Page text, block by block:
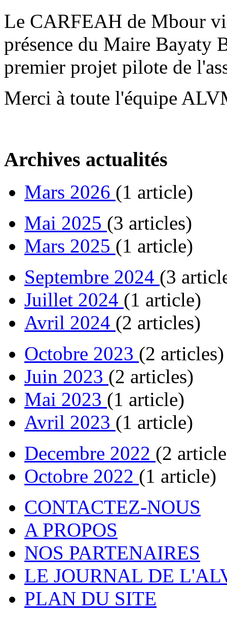
Le CARFEAH de Mbour
présence du Maire Bayaty
premier projet pilote de
Merci à toute l'équipe
Archives actualités
Mars 2026 (1 article)
Mai 2025 (3 articles)
Mars 2025 (1 article)
Septembre 2024 (3
Juillet 2024 (1 article)
Avril 2024 (2 articles)
Octobre 2023 (2 articles)
Juin 2023 (2 articles)
Mai 2023 (1 article)
Avril 2023 (1 article)
Decembre 2022 (2
Octobre 2022 (1 article)
CONTACTEZ-NOUS
A PROPOS
NOS PARTENAIRES
LE JOURNAL DE
PLAN DU SITE